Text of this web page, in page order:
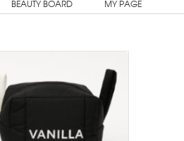
BEAUTY BOARD MY PAGE